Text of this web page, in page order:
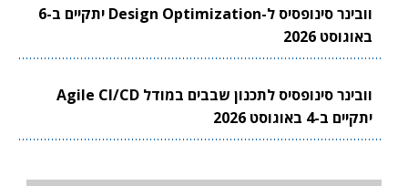
וובינר סינופסיס ל-Design Optimization יתקיים ב-6
באוגוסט 2026
וובינר סינופסיס לתכנון שבבים במודל Agile CI/CD
יתקיים ב-4 באוגוסט 2026